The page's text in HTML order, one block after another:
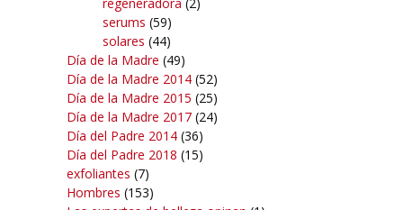
serums (59)
solares (44)
Día de la Madre (49)
Día de la Madre 2014 (52)
Día de la Madre 2015 (25)
Día de la Madre 2017 (24)
Día del Padre 2014 (36)
Día del Padre 2018 (15)
exfoliantes (7)
Hombres (153)